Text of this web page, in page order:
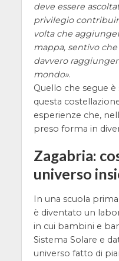
deve essere
privilegio
volta che
mappa, sentivo
davvero
mondo .
Quello che segue
questa
esperienze che,
preso forma in
Zagabria:
universo
In una scuola
è diventato un
in cui bambini e
Sistema Solare e
universo fatto di